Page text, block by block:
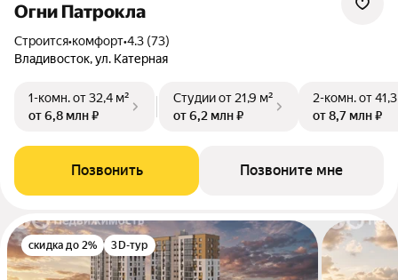
Огни Патрокла
Строится•комфорт•4.3 (73)
Владивосток, ул. Катерная
1-комн.от 32,4 м²
от 6,8 млн ₽
Студииот 21,9 м²
от 6,2 млн ₽
2-комн.от
от 8,7 млн ₽
Позвонить Позвоните мне
скидка до 2% 3D-тур